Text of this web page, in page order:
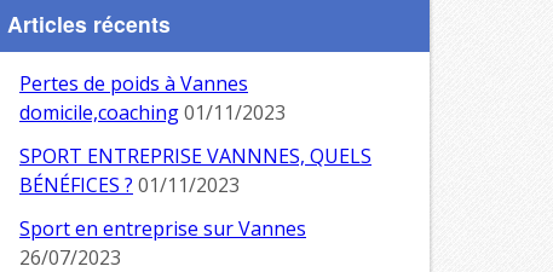
Articles récents
Pertes de poids à Vannes
domicile,coaching01/11/2023
SPORT ENTREPRISE VANNNES, QUELS
BÉNÉFICES ? 01/11/2023
Sport en entreprise sur Vannes
26/07/2023